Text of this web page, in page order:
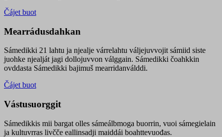
Čájet buot
Mearrádusdahkan
Sámedikki 21 lahtu ja njealje várrelahtu váljejuvvojit sámiid siste
juohke njealját jagi dollojuvvon válggain. Sámedikki čoahkkin
ovddasta Sámedikki bajimuš mearridanválddi.
Čájet buot
Vástusuorggit
Sámedikkis mii bargat olles sámeálbmoga buorrin, vuoi sámegielain
ja kultuvrras livčče eallinsadji maiddái boahttevuođas.